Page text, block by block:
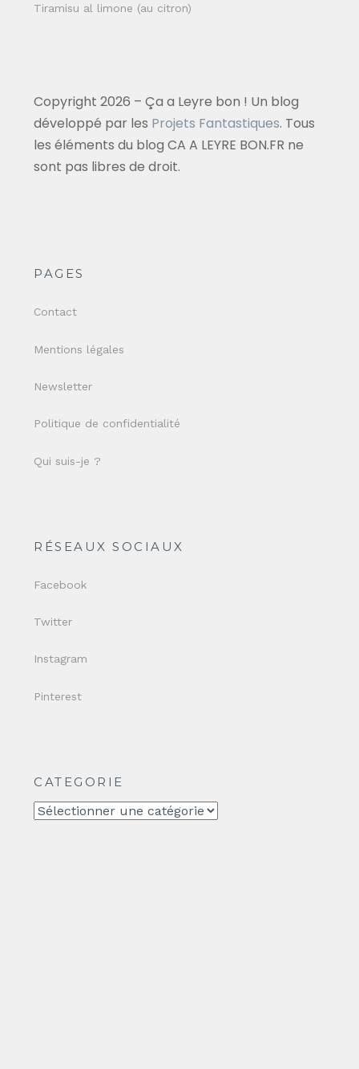
Tiramisu al limone (au citron)
Copyright 2026 – Ça a Leyre bon ! Un blog
développé par les Projets Fantastiques. Tous
les éléments du blog CA A LEYRE BON.FR ne
sont pas libres de droit.
PAGES
Contact
Mentions légales
Newsletter
Politique de confidentialité
Qui suis-je ?
RÉSEAUX SOCIAUX
Facebook
Twitter
Instagram
Pinterest
CATEGORIE
CATEGORIE